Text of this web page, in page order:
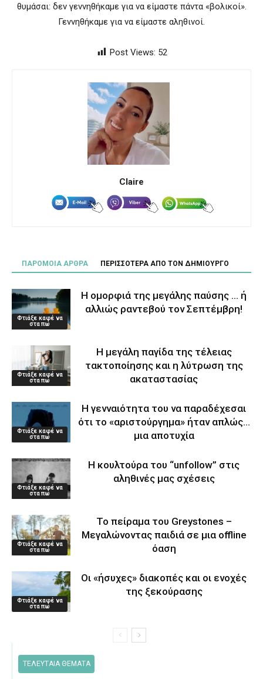
θυμάσαι: δεν γεννηθήκαμε για να είμαστε πάντα «βολικοί».
Γεννηθήκαμε για να είμαστε αληθινοί.
Post Views: 52
Claire
ΠΑΡΟΜΟΙΑ ΑΡΘΡΑ ΠΕΡΙΣΣΟΤΕΡΑ ΑΠΟ ΤΟΝ ΔΗΜΙΟΥΡΓΟ
Φτιάξε καφέ να
στα πω
Η ομορφιά της μεγάλης παύσης … ή
αλλιώς ραντεβού τον Σεπτέμβρη!
Φτιάξε καφέ να
στα πω
Η μεγάλη παγίδα της τέλειας
τακτοποίησης και η λύτρωση της
ακαταστασίας
Φτιάξε καφέ να
στα πω
Η γενναιότητα του να παραδέχεσαι
ότι το «αριστούργημα» ήταν απλώς…
μια αποτυχία
Φτιάξε καφέ να
στα πω
Η κουλτούρα του “unfollow” στις
αληθινές μας σχέσεις
Φτιάξε καφέ να
στα πω
Το πείραμα του Greystones –
Μεγαλώνοντας παιδιά σε μια offline
όαση
Φτιάξε καφέ να
στα πω
Οι «ήσυχες» διακοπές και οι ενοχές
της ξεκούρασης
ΤΕΛΕΥΤΑΙΑ ΘΕΜΑΤΑ